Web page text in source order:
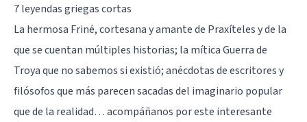
7 leyendas griegas cortas
La hermosa Friné, cortesana y amante de Praxíteles y de la
que se cuentan múltiples historias; la mítica Guerra de
Troya que no sabemos si existió; anécdotas de escritores y
filósofos que más parecen sacadas del imaginario popular
que de la realidad… acompáñanos por este interesante